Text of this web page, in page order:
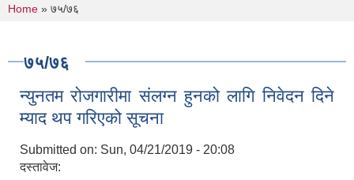
You are here
Home » ७५/७६
७५/७६
न्युनतम रोजगारीमा संलग्न हुनको लागि निवेदन दिने
म्याद थप गरिएको सूचना
Submitted on: Sun, 04/21/2019 - 20:08
दस्तावेज: